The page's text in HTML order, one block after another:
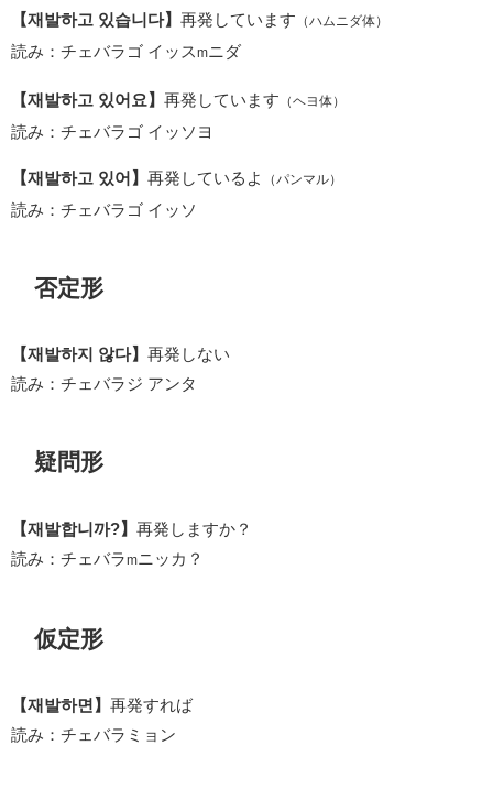
【재발하고 있습니다】 再発しています （ハムニダ体）
読み：チェバラゴ イッス m ニダ
【재발하고 있어요】 再発しています （ヘヨ体）
読み：チェバラゴ イッソヨ
【재발하고 있어】 再発しているよ （パンマル）
読み：チェバラゴ イッソ
否定形
【재발하지 않다】 再発しない
読み：チェバラジ アンタ
疑問形
【재발합니까?】 再発しますか？
読み：チェバラm ニッカ？
仮定形
【재발하면】 再発すれば
読み：チェバラミョン